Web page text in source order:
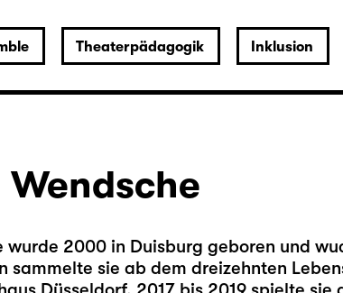
Theaterpädagogik Inklusion
Wendsche
wurde 2000 in Duisburg geboren und
sammelte sie ab dem dreizehnten